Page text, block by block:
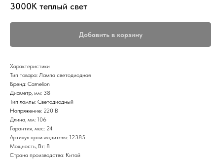
3000K теплый свет
Добавить в корзину
Характеристики
Тип товара: Лампа светодиодная
Бренд: Camelion
Диаметр, мм: 38
Тип лампы: Светодиодный
Напряжение: 220 В
Длина, мм: 106
Гарантия, мес: 24
Артикул производителя: 12385
Мощность, Вт: 8
Страна производства: Китай